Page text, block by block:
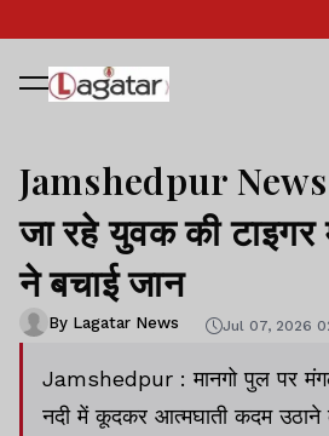
Jamshedpur
जा रहे युवक की टाइगर
ने बचाई जान
By Lagatar News Jul 07, 2026
Jamshedpur : मानगो पुल पर
नदी में कूदकर आत्मघाती कदम उठाने